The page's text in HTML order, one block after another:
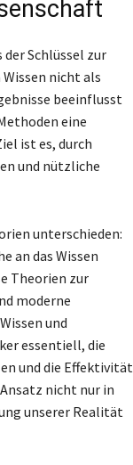
Schlüssel zur
nicht als
beeinflusst
eine
ist es, durch
und nützliche
unterschieden:
an das Wissen
Theorien zur
moderne
und
essentiell, die
und die Effektivität
nicht nur in
unserer Realität